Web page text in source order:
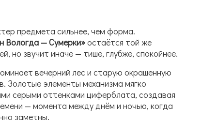
предмета сильнее, чем форма.
Вологда — Сумерки»остаётся той же
но звучит иначе — тише, глубже, спокойнее.
вечерний лес и старую окрашенную
Золотые элементы механизма мягко
серыми оттенками циферблата, создавая
— момента между днём и ночью, когда
заметны.